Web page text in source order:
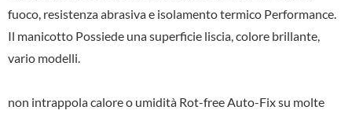
fuoco, resistenza abrasiva e isolamento termico Performance.
Il manicotto Possiede una superficie liscia, colore brillante,
vario modelli.
non intrappola calore o umidità Rot-free Auto-Fix su molte